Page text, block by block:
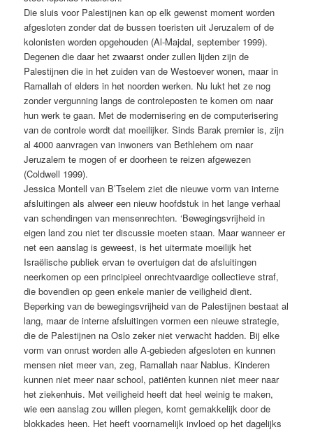
Die sluis voor Palestijnen kan op elk gewenst moment worden
afgesloten zonder dat de bussen toeristen uit Jeruzalem of de
kolonisten worden opgehouden (Al-Majdal, september 1999).
Degenen die daar het zwaarst onder zullen lijden zijn de
Palestijnen die in het zuiden van de Westoever wonen, maar in
Ramallah of elders in het noorden werken. Nu lukt het ze nog
zonder vergunning langs de controleposten te komen om naar
hun werk te gaan. Met de modernisering en de computerisering
van de controle wordt dat moeilijker. Sinds Barak premier is, zijn
al 4000 aanvragen van inwoners van Bethlehem om naar
Jeruzalem te mogen of er doorheen te reizen afgewezen
(Coldwell 1999).
Jessica Montell van B’Tselem ziet die nieuwe vorm van interne
afsluitingen als alweer een nieuw hoofdstuk in het lange verhaal
van schendingen van mensenrechten. ‘Bewegingsvrijheid in
eigen land zou niet ter discussie moeten staan. Maar wanneer er
net een aanslag is geweest, is het uitermate moeilijk het
Israëlische publiek ervan te overtuigen dat de afsluitingen
neerkomen op een principieel onrechtvaardige collectieve straf,
die bovendien op geen enkele manier de veiligheid dient.
Beperking van de bewegingsvrijheid van de Palestijnen bestaat al
lang, maar de interne afsluitingen vormen een nieuwe strategie,
die de Palestijnen na Oslo zeker niet verwacht hadden. Bij elke
vorm van onrust worden alle A-gebieden afgesloten en kunnen
mensen niet meer van, zeg, Ramallah naar Nablus. Kinderen
kunnen niet meer naar school, patiënten kunnen niet meer naar
het ziekenhuis. Met veiligheid heeft dat heel weinig te maken,
wie een aanslag zou willen plegen, komt gemakkelijk door de
blokkades heen. Het heeft voornamelijk invloed op het dagelijks